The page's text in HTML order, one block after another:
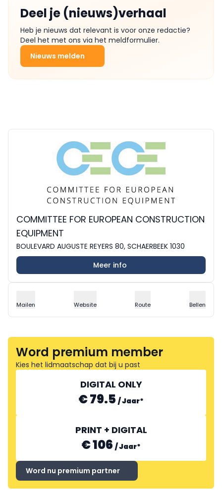
Deel je (nieuws)verhaal
Heb je nieuws dat relevant is voor onze redactie?
Deel het met ons via het meldformulier.
Nieuws melden
COMMITTEE FOR EUROPEAN CONSTRUCTION
EQUIPMENT
BOULEVARD AUGUSTE REYERS 80, SCHAERBEEK 1030
Meer info
Mailen Website Route Bellen
Word premium member
Kies het lidmaatschap dat bij u past
DIGITAL ONLY
€ 79.5 /Jaar*
PRINT + DIGITAL
€ 106 /Jaar*
Word nu premium partner